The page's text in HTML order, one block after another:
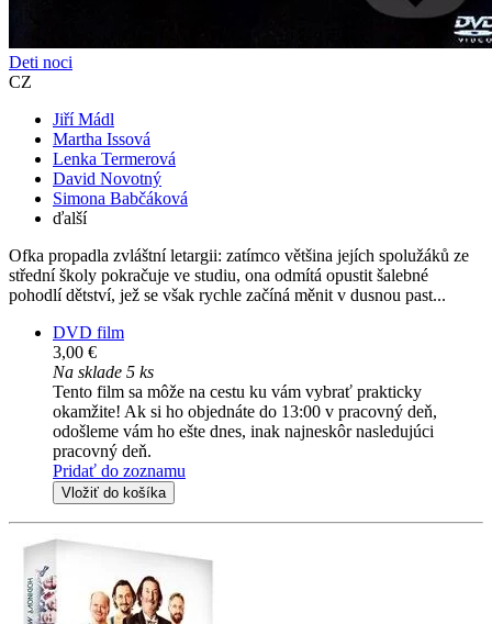
Deti noci
CZ
Jiří Mádl
Martha Issová
Lenka Termerová
David Novotný
Simona Babčáková
ďalší
Ofka propadla zvláštní letargii: zatímco většina jejích spolužáků ze
střední školy pokračuje ve studiu, ona odmítá opustit šalebné
pohodlí dětství, jež se však rychle začíná měnit v dusnou past...
DVD film
3,00 €
Na sklade 5 ks
Tento film sa môže na cestu ku vám vybrať prakticky
okamžite! Ak si ho objednáte do 13:00 v pracovný deň,
odošleme vám ho ešte dnes, inak najneskôr nasledujúci
pracovný deň.
Pridať do zoznamu
Vložiť do košíka